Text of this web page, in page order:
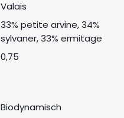
Valais
33% petite arvine, 34%
sylvaner, 33% ermitage
0,75
Biodynamisch